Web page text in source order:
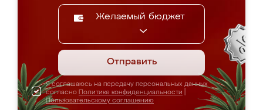
Желаемый бюджет
Отправить
Я соглашаюсь на передачу персональных данных
согласно Политике конфиденциальности
Пользовательскому соглашению